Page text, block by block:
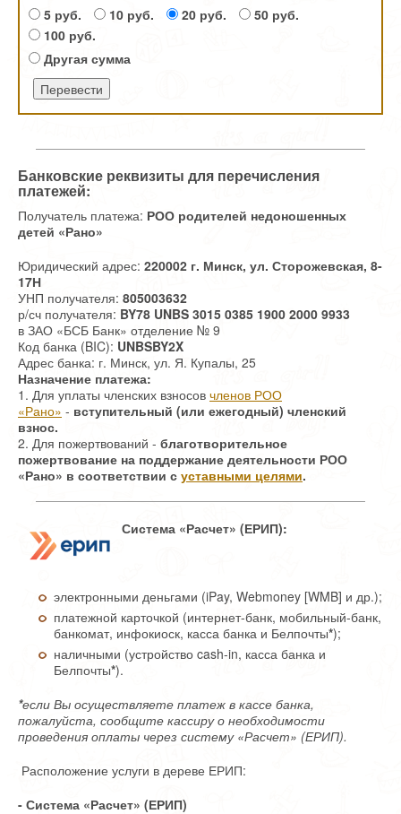
5 руб.
10 руб. 20 руб.
50 руб.
100 руб.
Другая сумма
Банковские реквизиты для перечисления
платежей:
Получатель платежа: РОО родителей недоношенных
детей «Рано»
Юридический адрес: 220002 г. Минск, ул. Сторожевская, 8-
17Н
УНП получателя: 805003632
р/сч получателя: BY78 UNBS 3015 0385 1900 2000 9933
в ЗАО «БСБ Банк» отделение № 9
Код банка (BIC): UNBSBY2X
Адрес банка: г. Минск, ул. Я. Купалы, 25
Назначение платежа:
1. Для уплаты членских взносов членов РОО
«Рано» - вступительный (или ежегодный) членский
взнос.
2. Для пожертвований - благотворительное
пожертвование на поддержание деятельности РОО
«Рано» в соответствии с уставными целями.
Система «Расчет» (ЕРИП):
электронными деньгами (iPay, Webmoney [WMB] и др.);
платежной карточкой (интернет-банк, мобильный-банк,
банкомат, инфокиоск, касса банка и Белпочты*);
наличными (устройство cash-in, касса банка и
Белпочты*).
*если Вы осуществляете платеж в кассе банка,
пожалуйста, сообщите кассиру о необходимости
проведения оплаты через систему «Расчет» (ЕРИП).
Расположение услуги в дереве ЕРИП:
- Система «Расчет» (ЕРИП)